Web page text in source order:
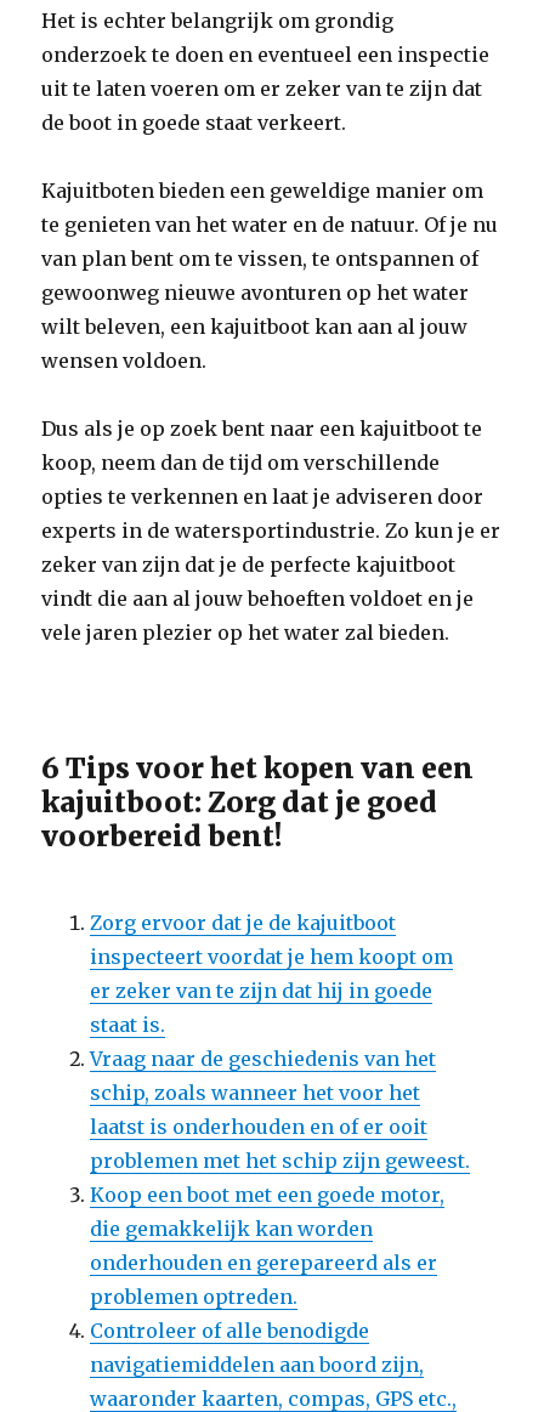
Het is echter belangrijk om grondig
onderzoek te doen en eventueel een inspectie
uit te laten voeren om er zeker van te zijn dat
de boot in goede staat verkeert.
Kajuitboten bieden een geweldige manier om
te genieten van het water en de natuur. Of je nu
van plan bent om te vissen, te ontspannen of
gewoonweg nieuwe avonturen op het water
wilt beleven, een kajuitboot kan aan al jouw
wensen voldoen.
Dus als je op zoek bent naar een kajuitboot te
koop, neem dan de tijd om verschillende
opties te verkennen en laat je adviseren door
experts in de watersportindustrie. Zo kun je er
zeker van zijn dat je de perfecte kajuitboot
vindt die aan al jouw behoeften voldoet en je
vele jaren plezier op het water zal bieden.
6 Tips voor het kopen van een
kajuitboot: Zorg dat je goed
voorbereid bent!
Zorg ervoor dat je de kajuitboot
inspecteert voordat je hem koopt om
er zeker van te zijn dat hij in goede
staat is.
Vraag naar de geschiedenis van het
schip, zoals wanneer het voor het
laatst is onderhouden en of er ooit
problemen met het schip zijn geweest.
Koop een boot met een goede motor,
die gemakkelijk kan worden
onderhouden en gerepareerd als er
problemen optreden.
Controleer of alle benodigde
navigatiemiddelen aan boord zijn,
waaronder kaarten, compas, GPS etc.,